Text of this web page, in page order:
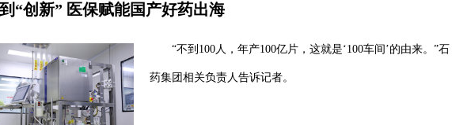
“创新” 医保赋能国产好药出海
“不到100人，年产100亿片，这就是‘100车间’的由来。”石
药集团相关负责人告诉记者。